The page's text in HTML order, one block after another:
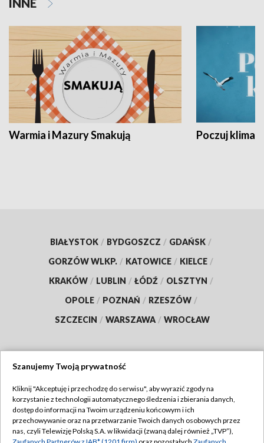
Warmia i Mazury Smakują Poczuj klimat
BIAŁYSTOK / BYDGOSZCZ / GDAŃSK /
GORZÓW WLKP. / KATOWICE / KIELCE /
KRAKÓW / LUBLIN / ŁÓDŹ / OLSZTYN /
OPOLE / POZNAŃ / RZESZÓW /
SZCZECIN / WARSZAWA / WROCŁAW
TVP
Abonament TVP
Emisja w TVP
Regulamin TVP
Szanujemy Twoją prywatność
Kliknij "Akceptuję i przechodzę do serwisu", aby wyrazić zgody na
korzystanie z technologii automatycznego śledzenia i zbierania danych,
dostęp do informacji na Twoim urządzeniu końcowym i ich
przechowywanie oraz na przetwarzanie Twoich danych osobowych przez
nas, czyli Telewizję Polską S.A. w likwidacji (zwaną dalej również „TVP”),